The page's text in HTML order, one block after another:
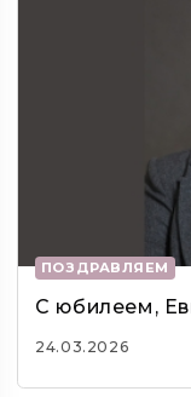
ПОЗДРАВЛЯЕМ
С юбилеем,
24.03.2026